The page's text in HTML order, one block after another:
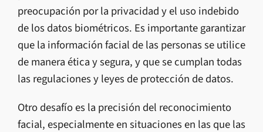
preocupación por la privacidad y el uso indebido
de los datos biométricos. Es importante garantizar
que la información facial de las personas se utilice
de manera ética y segura, y que se cumplan todas
las regulaciones y leyes de protección de datos.
Otro desafío es la precisión del reconocimiento
facial, especialmente en situaciones en las que las